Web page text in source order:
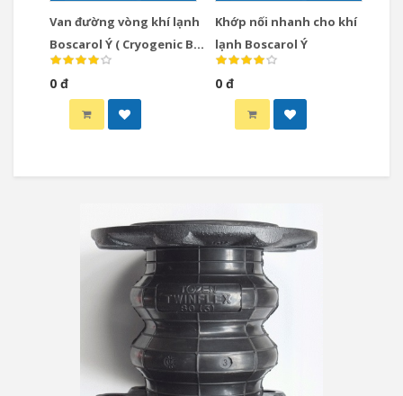
Van đường vòng khí lạnh
Boscarol Ý ( Cryogenic By-
Passes Valve)
0 đ
Khớp nối nhanh cho khí
lạnh Boscarol Ý
0 đ